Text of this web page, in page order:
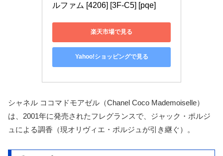
ルファム [4206] [3F-C5] [pqe]
楽天市場で見る
Yahoo!ショッピングで見る
シャネル ココマドモアゼル（Chanel Coco Mademoiselle）
は、2001年に発売されたフレグランスで、ジャック・ポルジ
ュによる調香（現オリヴィエ・ポルジュが引き継ぐ）。